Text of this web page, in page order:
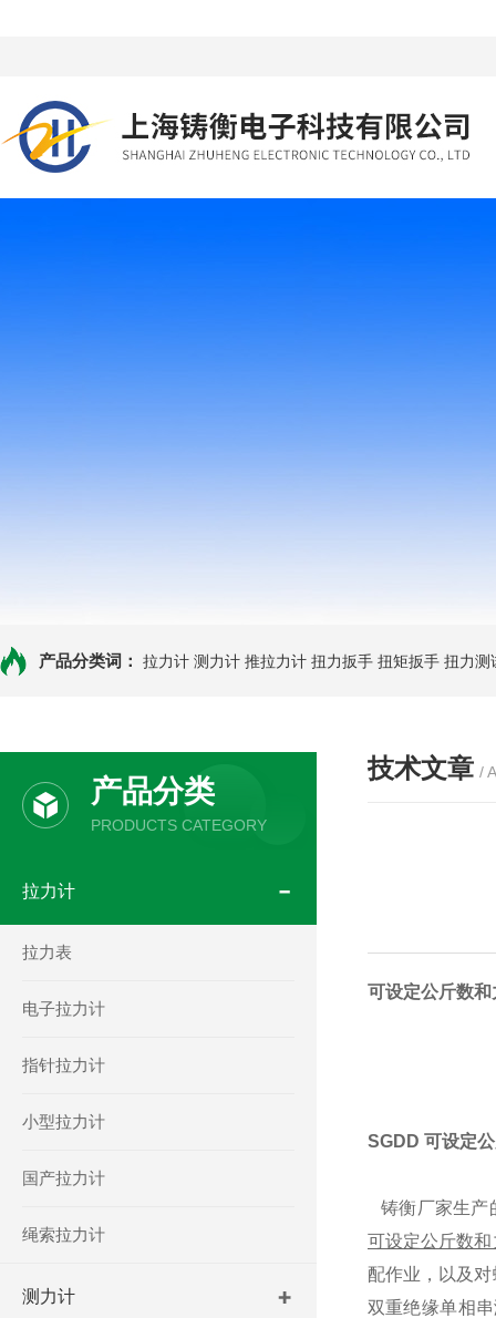
产品分类词： 拉力计 测力计 推拉力计 扭力扳手 扭矩扳手 扭力测
产品分类
PRODUCTS CATEGORY
拉力计
拉力表
电子拉力计
指针拉力计
小型拉力计
国产拉力计
绳索拉力计
测力计
技术文章 /
可设定公斤数
SGDD 可设定
铸衡厂家生产
可设定公斤数
配作业 ，以及
双重绝缘单相